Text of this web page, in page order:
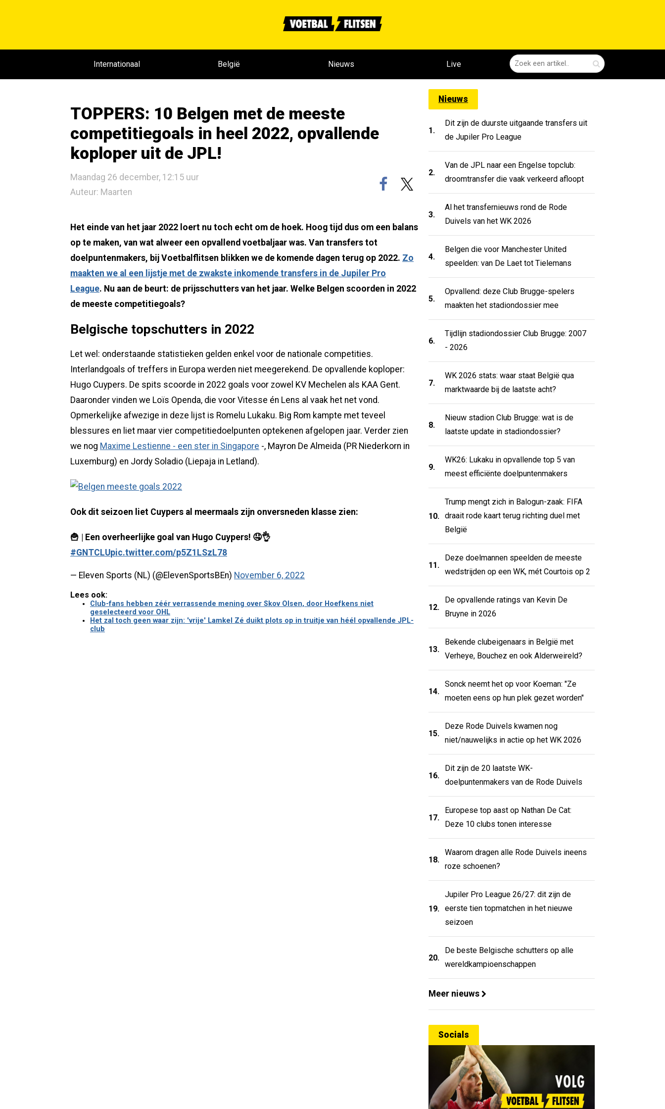
Internationaal België Nieuws Live
TOPPERS: 10 Belgen met de meeste
competitiegoals in heel 2022, opvallende
koploper uit de JPL!
Maandag 26 december, 12:15 uur
Auteur: Maarten
Het einde van het jaar 2022 loert nu toch echt om de hoek. Hoog tijd dus om een balans
op te maken, van wat alweer een opvallend voetbaljaar was. Van transfers tot
doelpuntenmakers, bij Voetbalflitsen blikken we de komende dagen terug op 2022. Zo
maakten we al een lijstje met de zwakste inkomende transfers in de Jupiler Pro
League. Nu aan de beurt: de prijsschutters van het jaar. Welke Belgen scoorden in 2022
de meeste competitiegoals?
Belgische topschutters in 2022
Let wel: onderstaande statistieken gelden enkel voor de nationale competities.
Interlandgoals of treffers in Europa werden niet meegerekend. De opvallende koploper:
Hugo Cuypers. De spits scoorde in 2022 goals voor zowel KV Mechelen als KAA Gent.
Daaronder vinden we Loïs Openda, die voor Vitesse én Lens al vaak het net vond.
Opmerkelijke afwezige in deze lijst is Romelu Lukaku. Big Rom kampte met teveel
blessures en liet maar vier competitiedoelpunten optekenen afgelopen jaar. Verder zien
we nog Maxime Lestienne - een ster in Singapore -, Mayron De Almeida (PR Niederkorn in
Luxemburg) en Jordy Soladio (Liepaja in Letland).
Ook dit seizoen liet Cuypers al meermaals zijn onversneden klasse zien:
🍟 | Een overheerlijke goal van Hugo Cuypers! 🤤👌
#GNTCLUpic.twitter.com/p5Z1LSzL78
— Eleven Sports (NL) (@ElevenSportsBEn) November 6, 2022
Lees ook:
Club-fans hebben zéér verrassende mening over Skov Olsen, door Hoefkens niet
geselecteerd voor OHL
Het zal toch geen waar zijn: 'vrije' Lamkel Zé duikt plots op in truitje van héél opvallende JPL-
club
Nieuws
1.
Dit zijn de duurste uitgaande transfers uit
de Jupiler Pro League
2.
Van de JPL naar een Engelse topclub:
droomtransfer die vaak verkeerd afloopt
3.
Al het transfernieuws rond de Rode
Duivels van het WK 2026
4.
Belgen die voor Manchester United
speelden: van De Laet tot Tielemans
5.
Opvallend: deze Club Brugge-spelers
maakten het stadiondossier mee
6.
Tijdlijn stadiondossier Club Brugge: 2007
- 2026
7.
WK 2026 stats: waar staat België qua
marktwaarde bij de laatste acht?
8.
Nieuw stadion Club Brugge: wat is de
laatste update in stadiondossier?
9.
WK26: Lukaku in opvallende top 5 van
meest efficiënte doelpuntenmakers
10.
Trump mengt zich in Balogun-zaak: FIFA
draait rode kaart terug richting duel met
België
11.
Deze doelmannen speelden de meeste
wedstrijden op een WK, mét Courtois op 2
12.
De opvallende ratings van Kevin De
Bruyne in 2026
13.
Bekende clubeigenaars in België met
Verheye, Bouchez en ook Alderweireld?
14.
Sonck neemt het op voor Koeman: "Ze
moeten eens op hun plek gezet worden"
15.
Deze Rode Duivels kwamen nog
niet/nauwelijks in actie op het WK 2026
16.
Dit zijn de 20 laatste WK-
doelpuntenmakers van de Rode Duivels
17.
Europese top aast op Nathan De Cat:
Deze 10 clubs tonen interesse
18.
Waarom dragen alle Rode Duivels ineens
roze schoenen?
19.
Jupiler Pro League 26/27: dit zijn de
eerste tien topmatchen in het nieuwe
seizoen
20.
De beste Belgische schutters op alle
wereldkampioenschappen
Meer nieuws
Socials